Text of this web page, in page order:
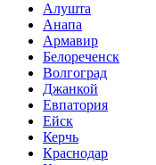
Алушта
Анапа
Армавир
Белореченск
Волгоград
Джанкой
Евпатория
Ейск
Керчь
Краснодар